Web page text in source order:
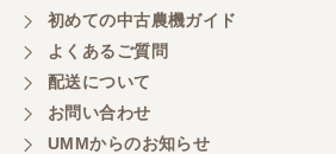
初めての中古農機ガイド
よくあるご質問
配送について
お問い合わせ
UMMからのお知らせ